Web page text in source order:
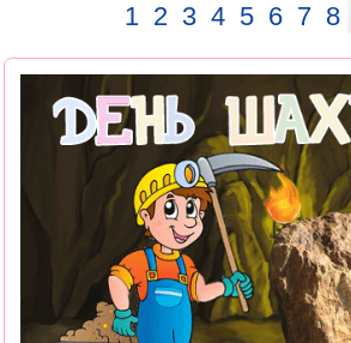
1 2 3 4 5 6 7 8